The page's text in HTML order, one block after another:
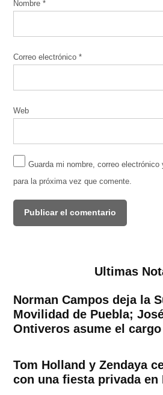
Nombre*
Correo electrónico*
Web
Guarda mi nombre, correo
para la próxima vez que comente.
Ultimas
Norman Campos deja la
Movilidad de Puebla;
Ontiveros asume el cargo
Tom Holland y Zendaya
con una fiesta privada en